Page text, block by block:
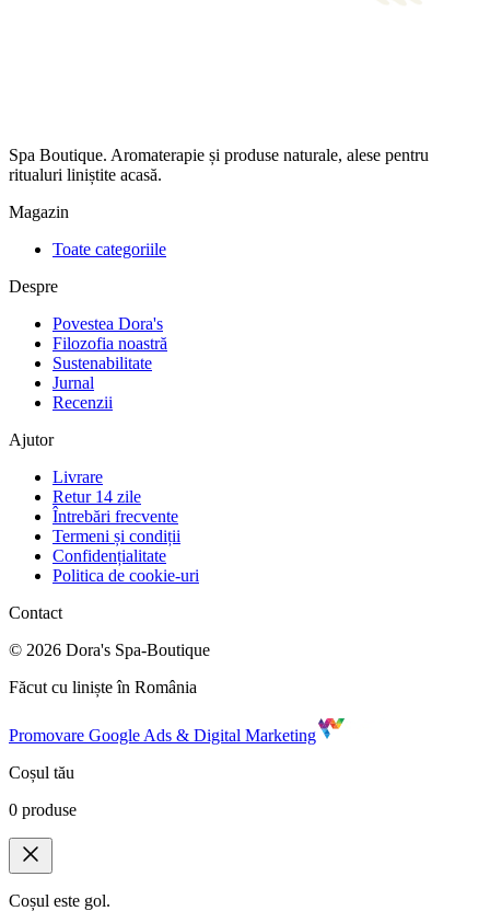
Spa Boutique. Aromaterapie și produse naturale, alese pentru
ritualuri liniștite acasă.
Magazin
Toate categoriile
Despre
Povestea Dora's
Filozofia noastră
Sustenabilitate
Jurnal
Recenzii
Ajutor
Livrare
Retur 14 zile
Întrebări frecvente
Termeni și condiții
Confidențialitate
Politica de cookie-uri
Contact
© 2026 Dora's Spa-Boutique
Făcut cu liniște în România
Promovare Google Ads & Digital Marketing
Coșul tău
0 produse
Coșul este gol.